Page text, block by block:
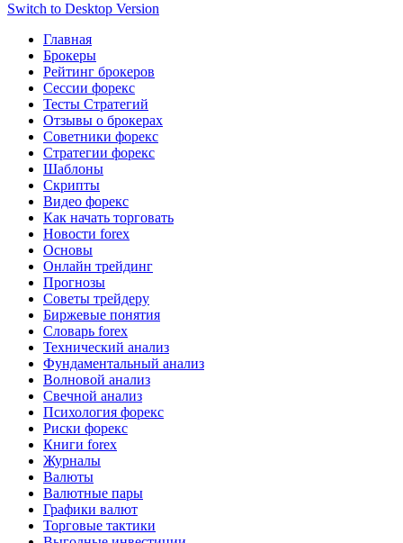
Switch to Desktop Version
Главная
Брокеры
Рейтинг брокеров
Сессии форекс
Тесты Стратегий
Отзывы о брокерах
Советники форекс
Стратегии форекс
Шаблоны
Скрипты
Видео форекс
Как начать торговать
Новости forex
Основы
Онлайн трейдинг
Прогнозы
Советы трейдеру
Биржевые понятия
Словарь forex
Технический анализ
Фундаментальный анализ
Волновой анализ
Свечной анализ
Психология форекс
Риски форекс
Книги forex
Журналы
Валюты
Валютные пары
Графики валют
Торговые тактики